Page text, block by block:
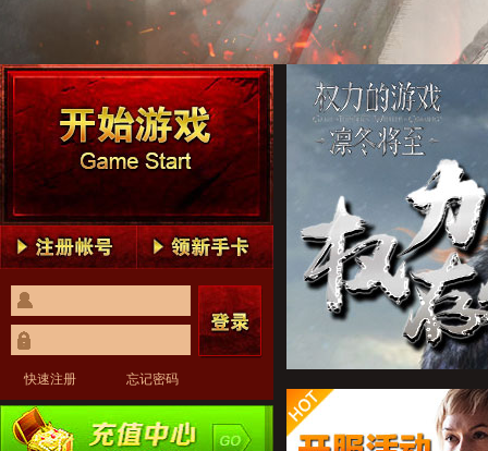
快速注册 忘记密码
权力的游戏1
权力的游戏1
权力的游戏2
权力的游戏2
权力的游戏3
权力的游戏3
权力的游戏4
权力的游戏4
权力的游戏5
权力的游戏5